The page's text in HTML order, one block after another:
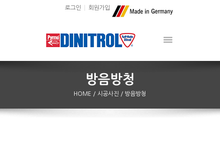
로그인 회원가입
HOME / 시공사진 / 방음방청